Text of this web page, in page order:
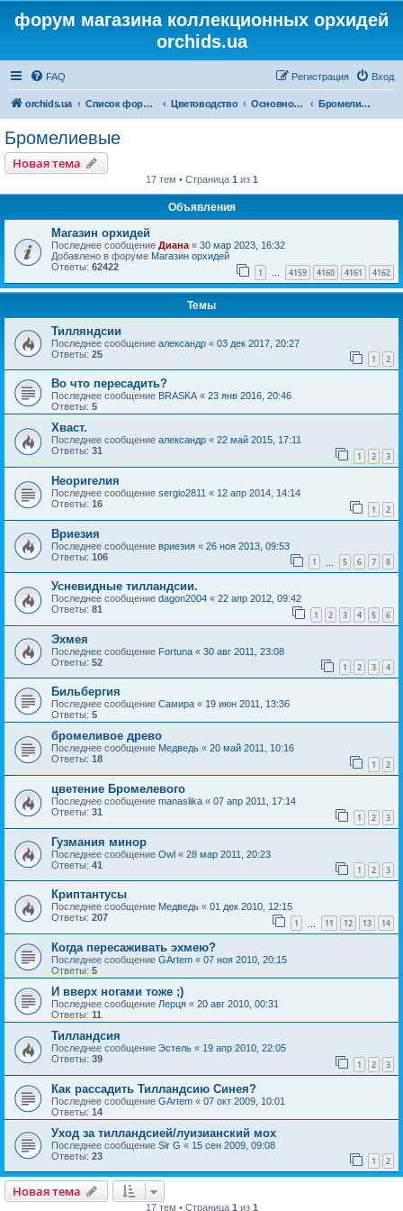
форум магазина коллекционных орхидей
orchids.ua
FAQ Вход
Регистрация
orchids.ua Список форумов Цветоводство Основной форум Бромелиевые
Бромелиевые
Новая тема
17 тем • Страница 1 из 1
Объявления
Магазин орхидей
Последнее сообщение Диана « 30 мар 2023, 16:32
Добавлено в форуме Магазин орхидей
Ответы: 62422 1 … 4159 4160 4161 4162
Темы
Тилляндсии
Последнее сообщение александр « 03 дек 2017, 20:27
Ответы: 25 1 2
Во что пересадить?
Последнее сообщение BRASKA « 23 янв 2016, 20:46
Ответы: 5
Хваст.
Последнее сообщение александр « 22 май 2015, 17:11
Ответы: 31 1 2 3
Неоригелия
Последнее сообщение sergio2811 « 12 апр 2014, 14:14
Ответы: 16 1 2
Вриезия
Последнее сообщение вриезия « 26 ноя 2013, 09:53
Ответы: 106 1 5 6 7 8
Усневидные тилландсии.
Последнее сообщение dagon2004 « 22 апр 2012, 09:42
Ответы: 81 1 2 3 4 5 6
Эхмея
Последнее сообщение Fortuna « 30 авг 2011, 23:08
Ответы: 52 1 2 3 4
Бильбергия
Последнее сообщение Самира « 19 июн 2011, 13:36
Ответы: 5
бромеливое древо
Последнее сообщение Медведь « 20 май 2011, 10:16
Ответы: 18 1 2
цветение Бромелевого
Последнее сообщение manaslika « 07 апр 2011, 17:14
Ответы: 31 1 2 3
Гузмания минор
Последнее сообщение Owl « 28 мар 2011, 20:23
Ответы: 41 1 2 3
Криптантусы
Последнее сообщение Медведь « 01 дек 2010, 12:15
Ответы: 207 1 11 12 13 14
Когда пересаживать эхмею?
Последнее сообщение GArtem « 07 ноя 2010, 20:15
Ответы: 5
И вверх ногами тоже ;)
Последнее сообщение Лерця « 20 авг 2010, 00:31
Ответы: 11
Тилландсия
Последнее сообщение Эстель « 19 апр 2010, 22:05
Ответы: 39 1 2 3
Как рассадить Тилландсию Синея?
Последнее сообщение GArtem « 07 окт 2009, 10:01
Ответы: 14
Уход за тилландсией/луизианский мох
Последнее сообщение Sir G « 15 сен 2009, 09:08
Ответы: 23 1 2
Новая тема
17 тем • Страница 1 из 1